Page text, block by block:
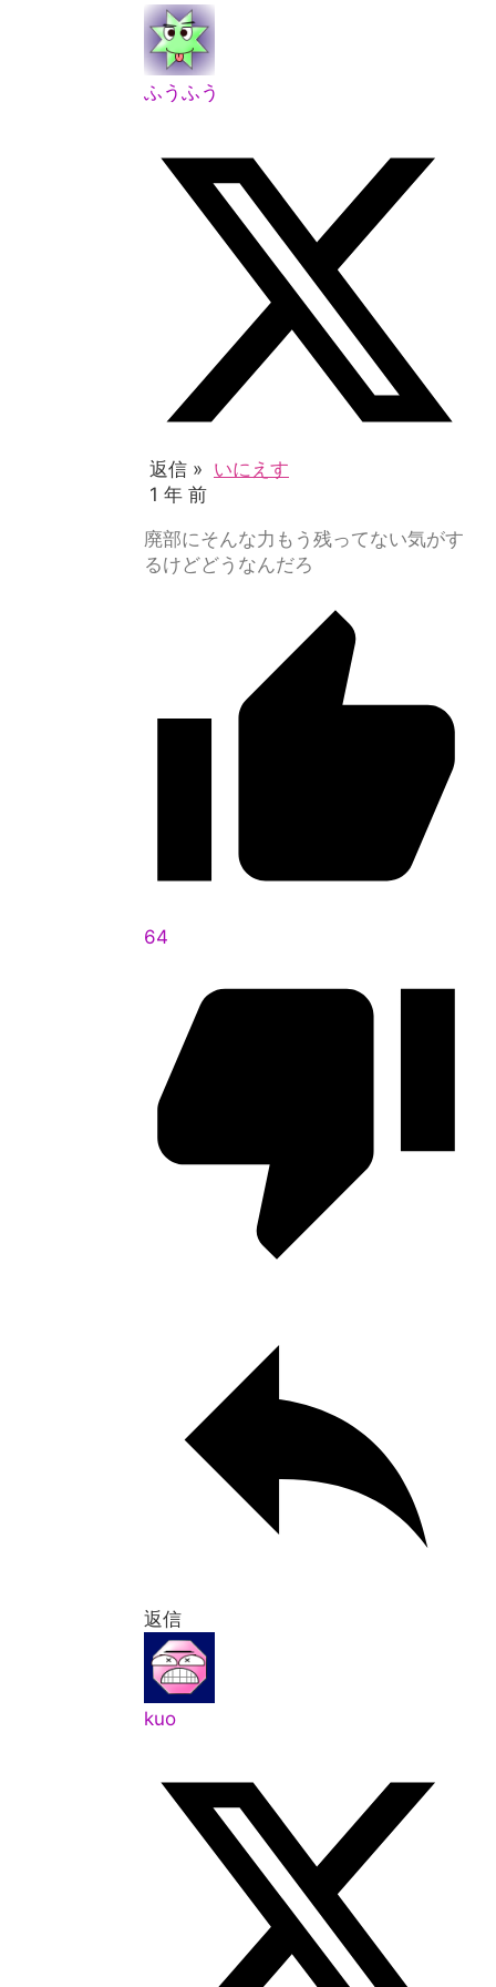
ふうふう
返信 » いにえす
1 年 前
廃部にそんな力もう残ってない気がす
るけどどうなんだろ
64
返信
kuo